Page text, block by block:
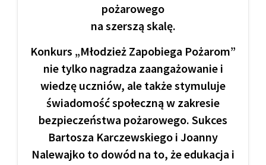
pożarowego
na szerszą skalę.
Konkurs „Młodzież Zapobiega Pożarom”
nie tylko nagradza zaangażowanie i
wiedzę uczniów, ale także stymuluje
świadomość społeczną w zakresie
bezpieczeństwa pożarowego. Sukces
Bartosza Karczewskiego i Joanny
Nalewajko to dowód na to, że edukacja i